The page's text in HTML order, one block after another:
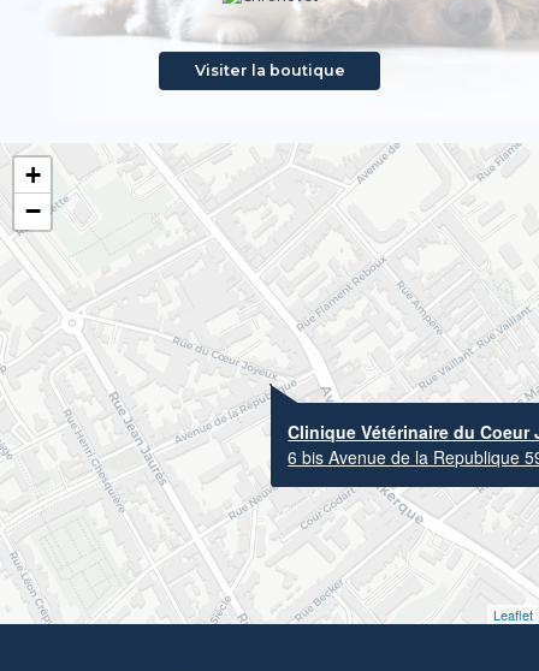
Visiter la boutique
Clinique Vétérinaire du Coeur
6 bis Avenue de la Republique
+
−
Leaflet